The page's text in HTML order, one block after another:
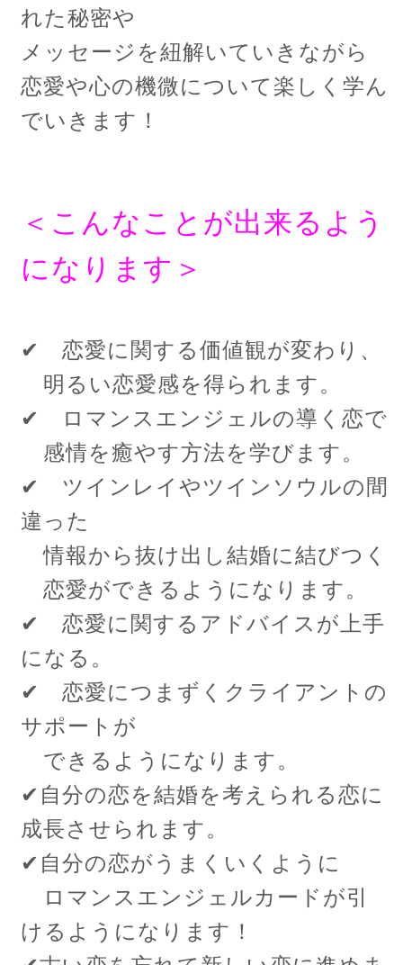
れた秘密や
メッセージを紐解いていきながら
恋愛や心の機微について楽しく学ん
でいきます！
＜こんなことが出来るよう
になります＞
✔ 恋愛に関する価値観が変わり、
明るい恋愛感を得られます。
✔ ロマンスエンジェルの導く恋で
感情を癒やす方法を学びます。
✔ ツインレイやツインソウルの間
違った
情報から抜け出し結婚に結びつく
恋愛ができるようになります。
✔ 恋愛に関するアドバイスが上手
になる。
✔ 恋愛につまずくクライアントの
サポートが
できるようになります。
✔自分の恋を結婚を考えられる恋に
成長させられます。
✔自分の恋がうまくいくように
ロマンスエンジェルカードが引
けるようになります！